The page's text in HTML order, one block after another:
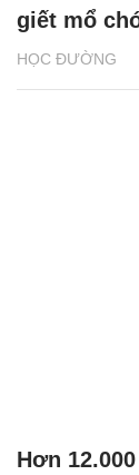
HỌC ĐƯỜNG
giết mổ
Hơn